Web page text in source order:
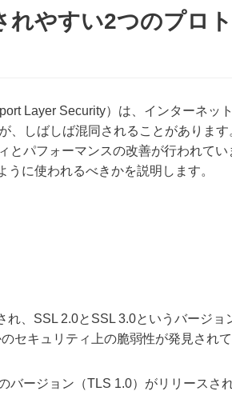
れやすい2つのプロ
Layer Security）は、インターネッ
、しばしば混同されることがありま
パフォーマンスの改善が行われてい
に使われるべきかを説明します。
れ、SSL 2.0とSSL 3.0というバージョ
セキュリティ上の脆弱性が発見され
バージョン（TLS 1.0）がリリースさ